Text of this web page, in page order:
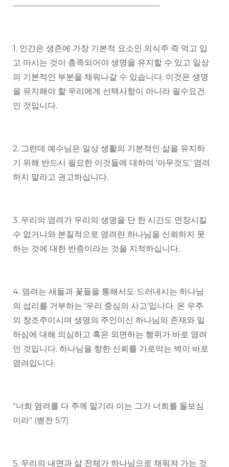
——————————————————
1. 인간은 생존에 가장 기본적 요소인 의식주 즉 먹고 입
고 마시는 것이 충족되어야 생명을 유지할 수 있고 일상
의 기본적인 부분을 채워나갈 수 있습니다. 이것은 생명
을 유지해야 할 우리에게 선택사항이 아니라 필수요건
인 것입니다.
2. 그런데 예수님은 일상 생활의 기본적인 삶을 유지하
기 위해 반드시 필요한 이것들에 대하여 ‘아무것도’ 염려
하지 말라고 권고하십니다.
3. 우리의 염려가 우리의 생명을 단 한 시간도 연장시킬
수 없거니와 본질적으로 염려란 하나님을 신뢰하지 못
하는 것에 대한 반증이라는 것을 지적하십니다.
4. 염려는 새들과 꽃들을 통해서도 드러내시는 하나님
의 섭리를 거부하는 ‘우리 중심의 사고’입니다. 온 우주
의 창조주이시며 생명의 주인이신 하나님의 존재와 일
하심에 대해 의심하고 혹은 외면하는 행위가 바로 염려
인 것입니다. 하나님을 향한 신뢰를 가로막는 벽이 바로
염려입니다.
"너희 염려를 다 주께 맡기라 이는 그가 너희를 돌보심
이라" (벧전 5:7)
5. 우리의 내면과 삶 전체가 하나님으로 채워져 가는 것